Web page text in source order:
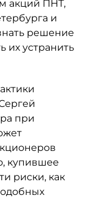
акций ПНТ,
и
решение
их устранить
при
купившее
риски, как